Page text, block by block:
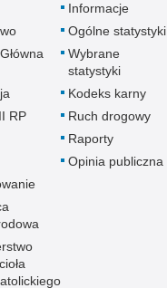
RP
Informacje
Ogólne statystyki
Wybrane
statystyki
Kodeks karny
Ruch drogowy
Raporty
Opinia publiczna